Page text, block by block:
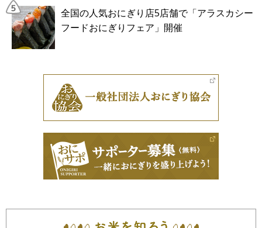
全国の人気おにぎり店5店舗で「アラスカシー
フードおにぎりフェア」開催